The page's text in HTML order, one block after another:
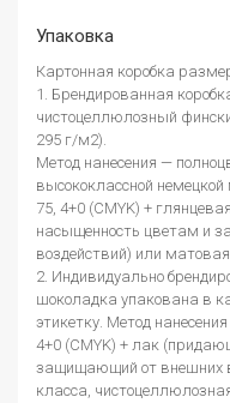
Упаковка
Картонная коробка
1. Брендированная
чистоцеллюлозный
295 г/м2).
Метод нанесения —
высококлассной
75, 4+0 (CMYK) +
насыщенность цветам и
воздействий) или
2. Индивидуально
шоколадка упакована в
этикетку. Метод
4+0 (CMYK) + лак
защищающий от внешних
класса,